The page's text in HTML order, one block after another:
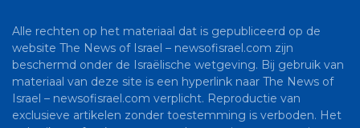
Alle rechten op het materiaal dat is gepubliceerd op de
website The News of Israel – newsofisrael.com zijn
beschermd onder de Israëlische wetgeving. Bij gebruik van
materiaal van deze site is een hyperlink naar The News of
Israel – newsofisrael.com verplicht. Reproductie van
exclusieve artikelen zonder toestemming is verboden. Het